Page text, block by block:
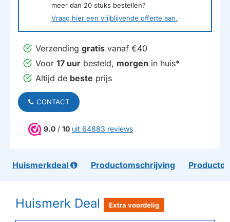
meer dan 20 stuks bestellen?
Vraag hier een vrijblijvende offerte aan.
Verzending gratis vanaf €40
Voor 17 uur besteld, morgen in huis*
Altijd de beste prijs
CONTACT
9.0 / 10 uit 64883 reviews
Huismerkdeal Productomschrijving
Huismerk Deal Extra voordelig